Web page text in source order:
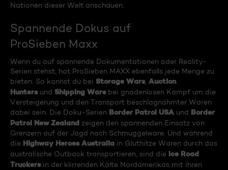
Nationen dieser Welt anschauen.
Spannende Dokus auf
ProSieben Maxx
Wenn du auf spannende Dokumentationen oder Reality-
Serien stehst, hat ProSieben MAXX ebenfalls jede Menge zu
bieten. So kannst du bei Storage Wars, Auction
Huntersund Shipping Warsbei gnadenlosen Kampf um die
Versteigerung und den Transport beschlagnahmter Waren
dabei sein. Die Doku-Serien Border Patrol USA und Border
Patrol New Zealand zeigen den spannenden Einsatz von
Grenzern auf der Jagd nach Schmuggelware. Und während
die Highway Heroes Australia in Gluthitze Waren durch das
australische Outback transportieren, sind die Ice Road
Truckersin der klirrenden Kälte Nordamerikas mit ihren